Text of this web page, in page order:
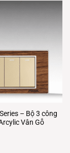
– Bộ 3 công
Vân Gỗ